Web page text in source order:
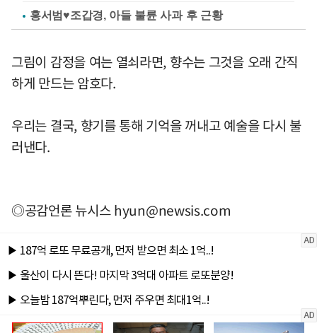
홍서범♥조갑경, 아들 불륜 사과 후 근황
그림이 감정을 여는 열쇠라면, 향수는 그것을 오래 간직
하게 만드는 암호다.
우리는 결국, 향기를 통해 기억을 꺼내고 예술을 다시 불
러낸다.
◎공감언론 뉴시스hyun@newsis.com